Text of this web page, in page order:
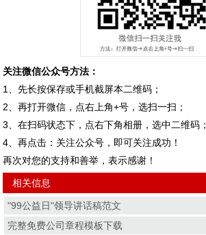
关注微信公众号方法：
1、先长按保存或手机截屏本二维码；
2、再打开微信，点右上角+号，选扫一扫；
3、在扫码状态下，点右下角相册，选中二维码；
4、再点击：关注公众号，即可关注成功！
再次对您的支持和善举，表示感谢！
相关信息
"99公益日"领导讲话稿范文
完整免费公司章程模板下载